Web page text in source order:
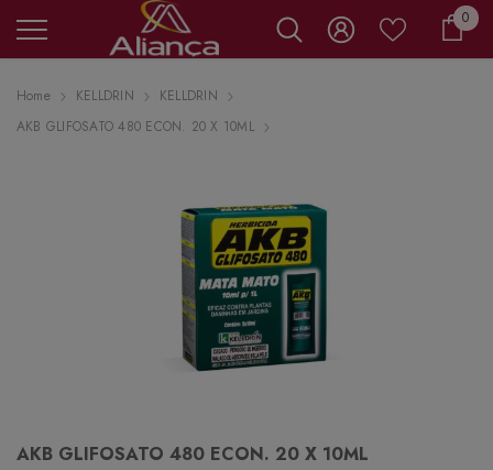
00
Home KELLDRIN
KELLDRIN
AKB GLIFOSATO 480 ECON. 20 X 10ML
AKB GLIFOSATO 480 ECON. 20 X 10ML